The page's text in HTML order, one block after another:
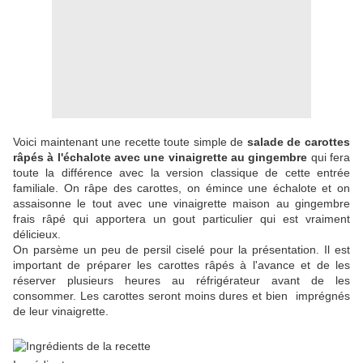
Voici maintenant une recette toute simple de salade de carottes
râpés à l'échalote avec une vinaigrette au gingembre qui fera
toute la différence avec la version classique de cette entrée
familiale. On râpe des carottes, on émince une échalote et on
assaisonne le tout avec une vinaigrette maison au gingembre
frais râpé qui apportera un gout particulier qui est vraiment
délicieux.
On parsème un peu de persil ciselé pour la présentation. Il est
important de préparer les carottes râpés à l'avance et de les
réserver plusieurs heures au réfrigérateur avant de les
consommer. Les carottes seront moins dures et bien imprégnés
de leur vinaigrette.